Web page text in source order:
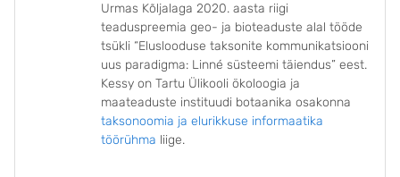
Urmas Kõljalaga 2020. aasta riigi
teaduspreemia geo- ja bioteaduste alal tööde
tsükli “Eluslooduse taksonite kommunikatsiooni
uus paradigma: Linné süsteemi täiendus” eest.
Kessy on Tartu Ülikooli ökoloogia ja
maateaduste instituudi botaanika osakonna
taksonoomia ja elurikkuse informaatika
töörühma liige.